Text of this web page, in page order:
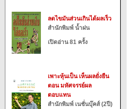
ลดไขมันส่วนเกินได้ผลเร็ว
สำนักพิมพ์ น้ำฝน
เปิดอ่าน 81 ครั้ง
เพาะหุ้นเป็น เห็นผลยั่งยืน
ตอน มหัศจรรย์ผล
ตอบแทน
สำนักพิมพ์ เนชั่นบุ๊คส์ (2ปี)